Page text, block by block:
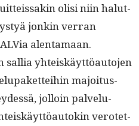
olisi niin halut­
jonkin ver­ran
alen­ta­maan.
sal­lia yhteiskäyt­töau­to­jen
majoi­tus­
jol­loin palvelu­
verotet­